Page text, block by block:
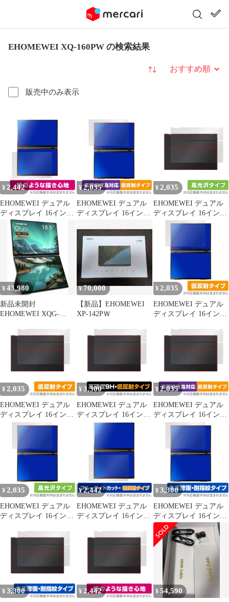
EHOMEWEI XQ-160PW の検索結果
販売中のみ表示
並び替え
¥ 2,442
EHOMEWEI デュアル
ディスプレイ 16インチ
2.5K XQ-160PW 保護
フィルム OverLay Paper
書き味向上 紙のような
描き心地
¥2,035
EHOMEWEI デュアル
ディスプレイ 16インチ
フィルム OverLay Plus
Lite 高精細液晶対応 ア
ンチグレア 反射防止 非
光沢
¥ 2,035
EHOMEWEI デュアル
ディスプレイ 16インチ
2.5K XQ-160PW 天板
ルム 高光沢素材
¥43,980
新品未開封
EHOMEWEI XQG-
¥70,000
【新品】EHOMEWEI
XP-142PＷ
¥ 2,035
EHOMEWEI デュアル
ディスプレイ 16インチ
フィルム OverLay Plus
液晶保護 アンチグレア
¥ 2,035
EHOMEWEI デュアル
ディスプレイ 16インチ
2.5K XQ-160PW 天板
さらさら手触り 低反射
¥ 3,300
EHOMEWEI デュアル
ディスプレイ 16インチ
2.5K XQ-160PW 天板
保護 フィルム OverLay
9H Plus 9H高硬度 さら
さら手触り反射防止
¥2,035
EHOMEWEI デュアル
ディスプレイ 16インチ
2.5K XQ-160PW 天板
さら手触り 低反射素材
¥ 2,035
EHOMEWEI デュアル
ディスプレイ 16インチ
Brilliant 液晶保護 指紋
がつきにくい 指紋防止
¥2,442
EHOMEWEI デュアル
ディスプレイ 16インチ
Protector 低反射 ブルー
ライトカット 反射防止
¥ 3,300
EHOMEWEI デュアル
ディスプレイ 16インチ
2.5K XQ-160PW 保護
フィルム OverLay
Magic 液晶保護 傷修復
耐指紋 指紋防止 コーテ
ィング
¥ 3,300 ¥ 2,442 ¥54,590